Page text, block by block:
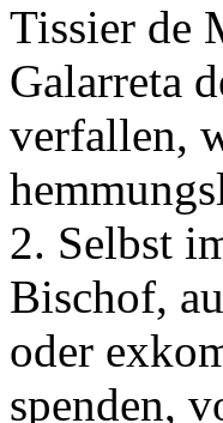
Tissier de
Galarreta
verfallen,
2. Selbst
Bischof,
oder
spenden,